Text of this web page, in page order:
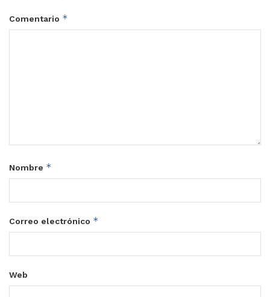
Comentario *
Nombre *
Correo electrónico *
Web